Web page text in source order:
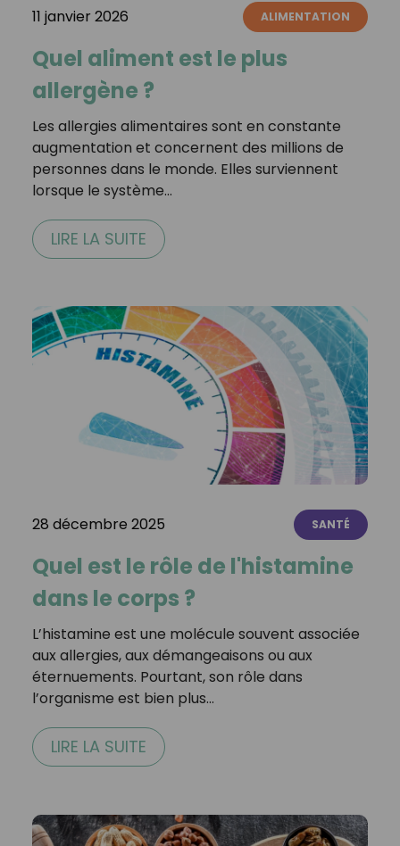
11 janvier 2026 ALIMENTATION
Quel aliment est le plus
allergène ?
Les allergies alimentaires sont en constante
augmentation et concernent des millions de
personnes dans le monde. Elles surviennent
lorsque le système…
LIRE LA SUITE
28 décembre 2025 SANTÉ
Quel est le rôle de l'histamine
dans le corps ?
L’histamine est une molécule souvent associée
aux allergies, aux démangeaisons ou aux
éternuements. Pourtant, son rôle dans
l’organisme est bien plus…
LIRE LA SUITE